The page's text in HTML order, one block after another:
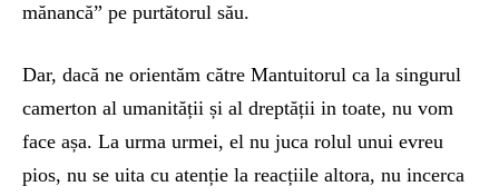
mănancă” pe purtătorul său.
Dar, dacă ne orientăm către Mantuitorul ca la singurul
camerton al umanității și al dreptății in toate, nu vom
face așa. La urma urmei, el nu juca rolul unui evreu
pios, nu se uita cu atenție la reacțiile altora, nu incerca